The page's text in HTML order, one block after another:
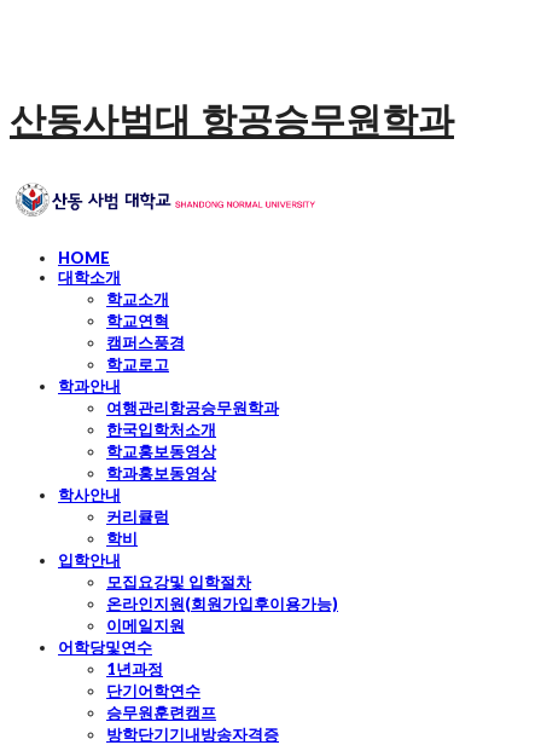
산동사범대 항공승무원학과
HOME
대학소개
학교소개
학교연혁
캠퍼스풍경
학교로고
학과안내
여행관리항공승무원학과
한국입학처소개
학교홍보동영상
학과홍보동영상
학사안내
커리큘럼
학비
입학안내
모집요강및 입학절차
온라인지원(회원가입후이용가능)
이메일지원
어학당및연수
1년과정
단기어학연수
승무원훈련캠프
방학단기기내방송자격증